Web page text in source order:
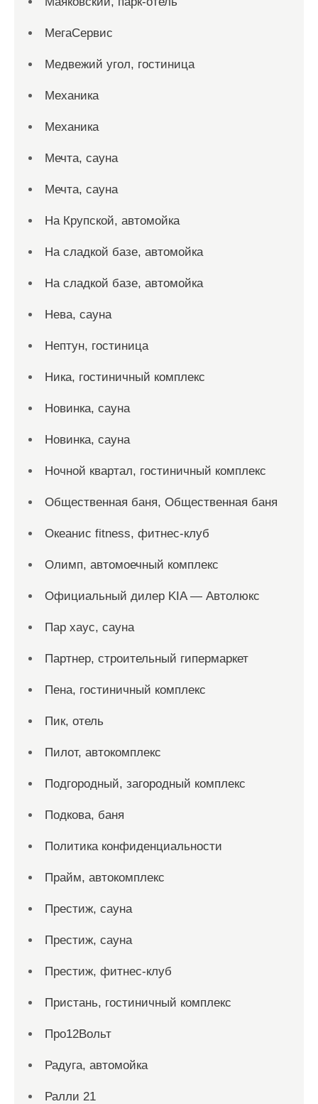
МегаСервис
Медвежий угол, гостиница
Механика
Механика
Мечта, сауна
Мечта, сауна
На Крупской, автомойка
На сладкой базе, автомойка
На сладкой базе, автомойка
Нева, сауна
Нептун, гостиница
Ника, гостиничный комплекс
Новинка, сауна
Новинка, сауна
Ночной квартал, гостиничный комплекс
Общественная баня, Общественная баня
Океанис fitness, фитнес-клуб
Олимп, автомоечный комплекс
Официальный дилер KIA — Автолюкс
Пар хаус, сауна
Партнер, строительный гипермаркет
Пена, гостиничный комплекс
Пик, отель
Пилот, автокомплекс
Подгородный, загородный комплекс
Подкова, баня
Политика конфиденциальности
Прайм, автокомплекс
Престиж, сауна
Престиж, сауна
Престиж, фитнес-клуб
Пристань, гостиничный комплекс
Про12Вольт
Радуга, автомойка
Ралли 21